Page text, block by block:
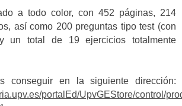
a todo color, con 452 páginas, 214
así como 200 preguntas tipo test (con
un total de 19 ejercicios totalmente
conseguir en la siguiente dirección:
portalEd/UpvGEStore/control/